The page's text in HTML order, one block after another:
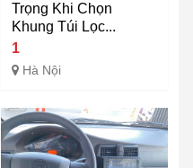
Trọng Khi Chọn
Khung Túi Lọc...
1
Hà Nội